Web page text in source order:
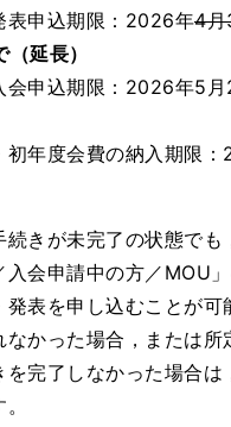
表申込期限：2026年4月
延長）
会申込期限：2026年5
初年度会費の納入期限
続きが未完了の状態でも
入会申請中の方／MOU
発表を申し込むことが可
なかった場合，または所
を完了しなかった場合は